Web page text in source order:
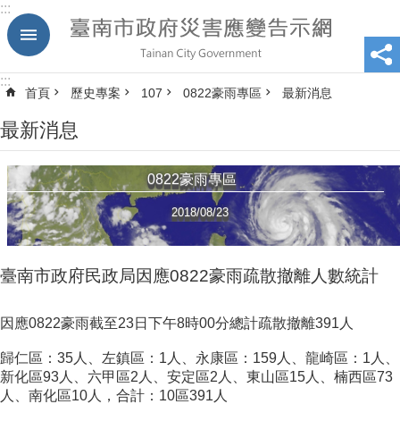
跳到主要內容區塊
:::
:::
首頁 歷史專案 107 0822豪雨專區 最新消息
最新消息
0822豪雨專區
2018/08/23
臺南市政府民政局因應0822豪雨疏散撤離人數統計
因應0822豪雨截至23日下午8時00分總計疏散撤離391人
歸仁區：35人、左鎮區：1人、永康區：159人、龍崎區：1人、
新化區93人、六甲區2人、安定區2人、東山區15人、楠西區73
人、南化區10人，合計：10區391人